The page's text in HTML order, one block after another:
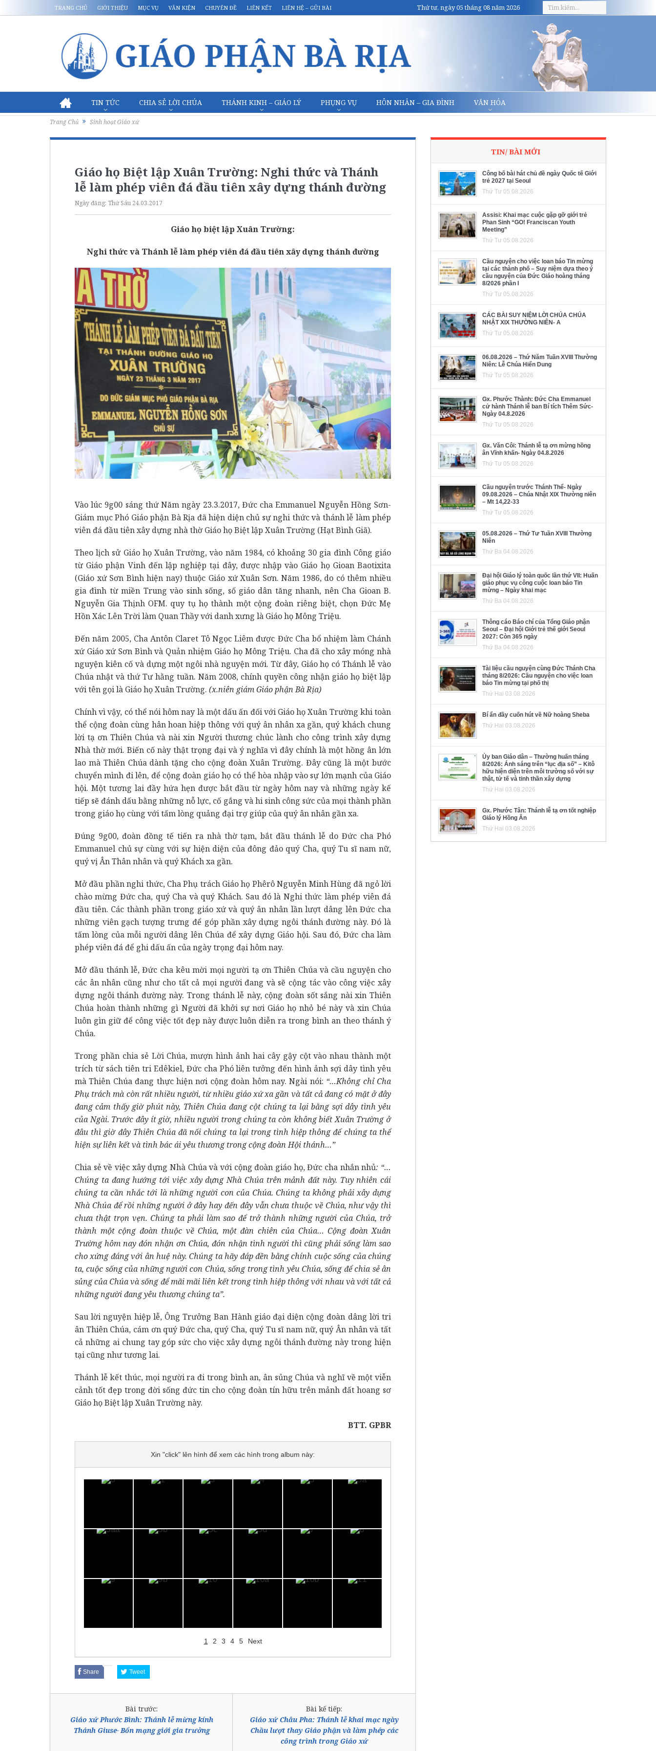
TRANG CHỦ GIỚI THIỆU MỤC VỤ VĂN KIỆN CHUYÊN ĐỀ LIÊN KẾT LIÊN HỆ – GỬI BÀI Thứ tư, ngày 05 tháng 08 năm 2026
TIN TỨC CHIA SẺ LỜI CHÚA THÁNH KINH – GIÁO LÝ PHỤNG VỤ HÔN NHÂN – GIA ĐÌNH VĂN HÓA
Trang Chủ Sinh hoạt Giáo xứ
Giáo họ Biệt lập Xuân Trường: Nghi thức và Thánh
lễ làm phép viên đá đầu tiên xây dựng thánh đường
Ngày đăng: Thứ Sáu 24.03.2017
Giáo họ biệt lập Xuân Trường:
Nghi thức và Thánh lễ làm phép viên đá đầu tiên xây dựng thánh đường
Vào lúc 9g00 sáng thứ Năm ngày 23.3.2017, Đức cha Emmanuel Nguyễn Hồng Sơn-
Giám mục Phó Giáo phận Bà Rịa đã hiện diện chủ sự nghi thức và thánh lễ làm phép
viên đá đầu tiên xây dựng nhà thờ Giáo họ Biệt lập Xuân Trường (Hạt Bình Giã).
Theo lịch sử Giáo họ Xuân Trường, vào năm 1984, có khoảng 30 gia đình Công giáo
từ Giáo phận Vinh đến lập nghiệp tại đây, được nhập vào Giáo họ Gioan Baotixita
(Giáo xứ Sơn Bình hiện nay) thuộc Giáo xứ Xuân Sơn. Năm 1986, do có thêm nhiều
gia đình từ miền Trung vào sinh sống, số giáo dân tăng nhanh, nên Cha Gioan B.
Nguyễn Gia Thịnh OFM. quy tụ họ thành một cộng đoàn riêng biệt, chọn Đức Mẹ
Hồn Xác Lên Trời làm Quan Thầy với danh xưng là Giáo họ Mông Triệu.
Đến năm 2005, Cha Antôn Claret Tô Ngọc Liêm được Đức Cha bổ nhiệm làm Chánh
xứ Giáo xứ Sơn Bình và Quản nhiệm Giáo họ Mông Triệu. Cha đã cho xây móng nhà
nguyện kiên cố và dựng một ngôi nhà nguyện mới. Từ đây, Giáo họ có Thánh lễ vào
Chúa nhật và thứ Tư hằng tuần. Năm 2008, chính quyền công nhận giáo họ biệt lập
với tên gọi là Giáo họ Xuân Trường. (x.niên giám Giáo phận Bà Rịa)
Chính vì vậy, có thể nói hôm nay là một dấu ấn đối với Giáo họ Xuân Trường khi toàn
thể cộng đoàn cùng hân hoan hiệp thông với quý ân nhân xa gần, quý khách chung
lời tạ ơn Thiên Chúa và nài xin Người thương chúc lành cho công trình xây dựng
Nhà thờ mới. Biến cố này thật trọng đại và ý nghĩa vì đây chính là một hồng ân lớn
lao mà Thiên Chúa dành tặng cho cộng đoàn Xuân Trường. Đây cũng là một bước
chuyển mình đi lên, để cộng đoàn giáo họ có thể hòa nhập vào sự lớn mạnh của Giáo
hội. Một tương lai đầy hứa hẹn được bắt đầu từ ngày hôm nay và những ngày kế
tiếp sẽ đánh dấu bằng những nỗ lực, cố gắng và hi sinh công sức của mọi thành phần
trong giáo họ cùng với tấm lòng quảng đại trợ giúp của quý ân nhân gần xa.
Đúng 9g00, đoàn đồng tế tiến ra nhà thờ tạm, bắt đầu thánh lễ do Đức cha Phó
Emmanuel chủ sự cùng với sự hiện diện của đông đảo quý Cha, quý Tu sĩ nam nữ,
quý vị Ân Thân nhân và quý Khách xa gần.
Mở đầu phần nghi thức, Cha Phụ trách Giáo họ Phêrô Nguyễn Minh Hùng đã ngỏ lời
chào mừng Đức cha, quý Cha và quý Khách. Sau đó là Nghi thức làm phép viên đá
đầu tiên. Các thành phần trong giáo xứ và quý ân nhân lần lượt dâng lên Đức cha
những viên gạch tượng trưng để góp phần xây dựng ngôi thánh đường này. Đó là
tấm lòng của mỗi người dâng lên Chúa để xây dựng Giáo hội. Sau đó, Đức cha làm
phép viên đá để ghi dấu ấn của ngày trọng đại hôm nay.
Mở đầu thánh lễ, Đức cha kêu mời mọi người tạ ơn Thiên Chúa và cầu nguyện cho
các ân nhân cũng như cho tất cả mọi người đang và sẽ cộng tác vào công việc xây
dựng ngôi thánh đường này. Trong thánh lễ này, cộng đoàn sốt sắng nài xin Thiên
Chúa hoàn thành những gì Người đã khởi sự nơi Giáo họ nhỏ bé này và xin Chúa
luôn gìn giữ để công việc tốt đẹp này được luôn diễn ra trong bình an theo thánh ý
Chúa.
Trong phần chia sẻ Lời Chúa, mượn hình ảnh hai cây gậy cột vào nhau thành một
trích từ sách tiên tri Edêkiel, Đức cha Phó liên tưởng đến hình ảnh sợi dây tình yêu
mà Thiên Chúa đang thực hiện nơi cộng đoàn hôm nay. Ngài nói: “…Không chỉ Cha
Phụ trách mà còn rất nhiều người, từ nhiều giáo xứ xa gần và tất cả đang có mặt ở đây
đang cảm thấy giờ phút này, Thiên Chúa đang cột chúng ta lại bằng sợi dây tình yêu
của Ngài. Trước đây ít giờ, nhiều người trong chúng ta còn không biết Xuân Trường ở
đâu thì giờ đây Thiên Chúa đã nối chúng ta lại trong tình hiệp thông để chúng ta thể
hiện sự liên kết và tình bác ái yêu thương trong cộng đoàn Hội thánh…”
Chia sẻ về việc xây dựng Nhà Chúa và với cộng đoàn giáo họ, Đức cha nhắn nhủ: “…
Chúng ta đang hướng tới việc xây dựng Nhà Chúa trên mảnh đất này. Tuy nhiên cái
chúng ta cần nhắc tới là những người con của Chúa. Chúng ta không phải xây dựng
Nhà Chúa để rồi những người ở đây hay đến đây vẫn chưa thuộc về Chúa, như vậy thì
chưa thật trọn vẹn. Chúng ta phải làm sao để trở thành những người của Chúa, trở
thành một cộng đoàn thuộc về Chúa, một đàn chiên của Chúa… Cộng đoàn Xuân
Trường hôm nay đón nhận ơn Chúa, đón nhận tình người thì cũng phải sống làm sao
cho xứng đáng với ân huệ này. Chúng ta hãy đáp đền bằng chính cuộc sống của chúng
ta, cuộc sống của những người con Chúa, sống trong tình yêu Chúa, sống để chia sẻ ân
sủng của Chúa và sống để mãi mãi liên kết trong tình hiệp thông với nhau và với tất cả
những người đang yêu thương chúng ta”.
Sau lời nguyện hiệp lễ, Ông Trưởng Ban Hành giáo đại diện cộng đoàn dâng lời tri
ân Thiên Chúa, cám ơn quý Đức cha, quý Cha, quý Tu sĩ nam nữ, quý Ân nhân và tất
cả những ai chung tay góp sức cho việc xây dựng ngôi thánh đường này trong hiện
tại cũng như tương lai.
Thánh lễ kết thúc, mọi người ra đi trong bình an, ân sủng Chúa và nghĩ về một viễn
cảnh tốt đẹp trong đời sống đức tin cho cộng đoàn tín hữu trên mảnh đất hoang sơ
Giáo họ Biệt lập Xuân Trường này.
BTT. GPBR
Xin "click" lên hình để xem các hình trong album này:
1 2 3 4 5 Next
Share Tweet
Bài trước:
Giáo xứ Phước Bình: Thánh lễ mừng kính
Thánh Giuse- Bổn mạng giới gia trưởng
Bài kế tiếp:
Giáo xứ Châu Pha: Thánh lễ khai mạc ngày
Chầu lượt thay Giáo phận và làm phép các
công trình trong Giáo xứ
TIN/ BÀI MỚI
Công bố bài hát chủ đề ngày Quốc tế Giới
trẻ 2027 tại Seoul
Thứ Tư 05.08.2026
Assisi: Khai mạc cuộc gặp gỡ giới trẻ
Phan Sinh “GO! Franciscan Youth
Meeting”
Thứ Tư 05.08.2026
Cầu nguyện cho việc loan báo Tin mừng
tại các thành phố – Suy niệm dựa theo ý
cầu nguyện của Đức Giáo hoàng tháng
8/2026 phần I
Thứ Tư 05.08.2026
CÁC BÀI SUY NIỆM LỜI CHÚA CHÚA
NHẬT XIX THƯỜNG NIÊN- A
Thứ Tư 05.08.2026
06.08.2026 – Thứ Năm Tuần XVIII Thường
Niên: Lễ Chúa Hiển Dung
Thứ Tư 05.08.2026
Gx. Phước Thành: Đức Cha Emmanuel
cử hành Thánh lễ ban Bí tích Thêm Sức-
Ngày 04.8.2026
Thứ Tư 05.08.2026
Gx. Văn Côi: Thánh lễ tạ ơn mừng hồng
ân Vĩnh khấn- Ngày 04.8.2026
Thứ Tư 05.08.2026
Cầu nguyện trước Thánh Thể- Ngày
09.08.2026 – Chúa Nhật XIX Thường niên
– Mt 14,22-33
Thứ Tư 05.08.2026
05.08.2026 – Thứ Tư Tuần XVIII Thường
Niên
Thứ Ba 04.08.2026
Đại hội Giáo lý toàn quốc lần thứ VII: Huấn
giáo phục vụ công cuộc loan báo Tin
mừng – Ngày khai mạc
Thứ Ba 04.08.2026
Thông cáo Báo chí của Tổng Giáo phận
Seoul – Đại hội Giới trẻ thế giới Seoul
2027: Còn 365 ngày
Thứ Ba 04.08.2026
Tài liệu cầu nguyện cùng Đức Thánh Cha
tháng 8/2026: Cầu nguyện cho việc loan
báo Tin mừng tại phố thị
Thứ Hai 03.08.2026
Bí ẩn đầy cuốn hút về Nữ hoàng Sheba
Thứ Hai 03.08.2026
Ủy ban Giáo dân – Thường huấn tháng
8/2026: Ánh sáng trên “lục địa số” – Kitô
hữu hiện diện trên môi trường số với sự
thật, tử tế và tinh thần xây dựng
Thứ Hai 03.08.2026
Gx. Phước Tân: Thánh lễ tạ ơn tốt nghiệp
Giáo lý Hồng Ân
Thứ Hai 03.08.2026